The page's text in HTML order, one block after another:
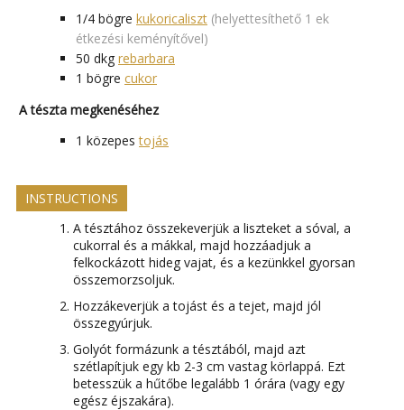
1/4 bögre kukoricaliszt (helyettesíthető 1 ek
étkezési keményítővel)
50 dkg rebarbara
1 bögre cukor
A tészta megkenéséhez
1 közepes tojás
INSTRUCTIONS
A tésztához összekeverjük a liszteket a sóval, a
cukorral és a mákkal, majd hozzáadjuk a
felkockázott hideg vajat, és a kezünkkel gyorsan
összemorzsoljuk.
Hozzákeverjük a tojást és a tejet, majd jól
összegyúrjuk.
Golyót formázunk a tésztából, majd azt
szétlapítjuk egy kb 2-3 cm vastag körlappá. Ezt
betesszük a hűtőbe legalább 1 órára (vagy egy
egész éjszakára).